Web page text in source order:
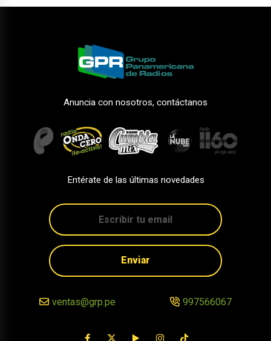
Anuncia con nosotros, contáctanos
Entérate de las últimas novedades
Enviar
ventas@grp.pe 997566067